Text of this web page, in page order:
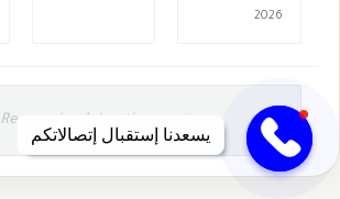
يسعدنا إستقبال إتصالاتكم
2026
Responsive Advertisement